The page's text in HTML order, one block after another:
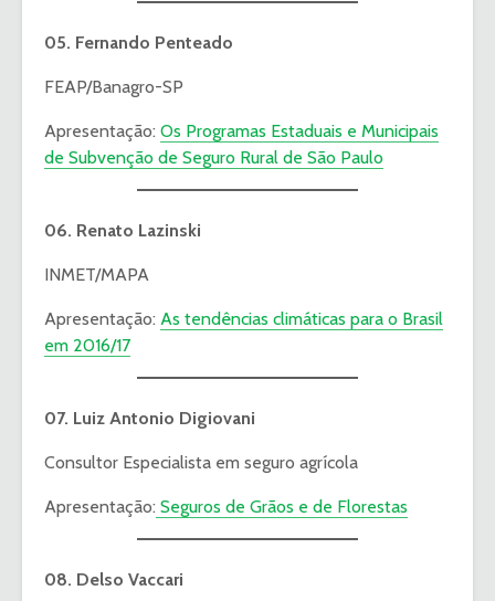
05. Fernando Penteado
FEAP/Banagro-SP
Apresentação: Os Programas Estaduais e Municipais
de Subvenção de Seguro Rural de São Paulo
06. Renato Lazinski
INMET/MAPA
Apresentação: As tendências climáticas para o Brasil
em 2016/17
07. Luiz Antonio Digiovani
Consultor Especialista em seguro agrícola
Apresentação: Seguros de Grãos e de Florestas
08. Delso Vaccari